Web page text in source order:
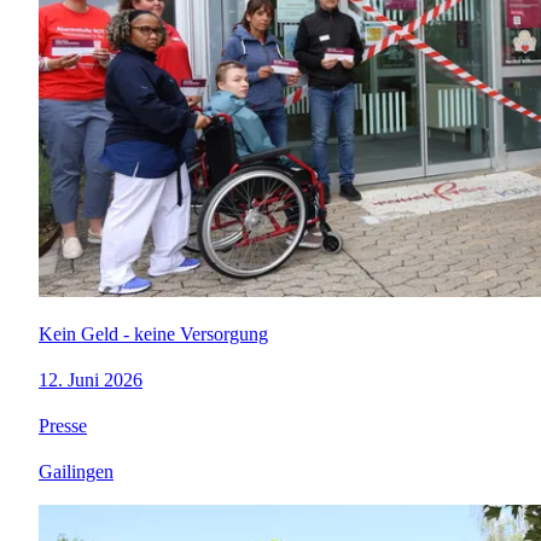
Kein Geld - keine Versorgung
12. Juni 2026
Presse
Gailingen